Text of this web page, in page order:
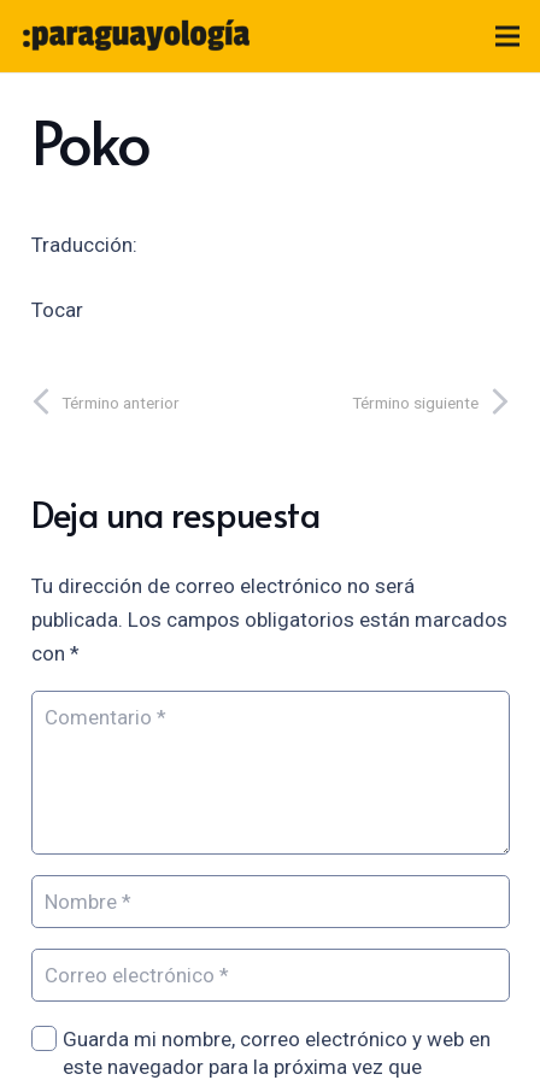
Poko
Traducción:
Tocar
Término anterior Término siguiente
Deja una respuesta
Tu dirección de correo electrónico no será
publicada. Los campos obligatorios están marcados
con *
Guarda mi nombre, correo electrónico y web en
este navegador para la próxima vez que